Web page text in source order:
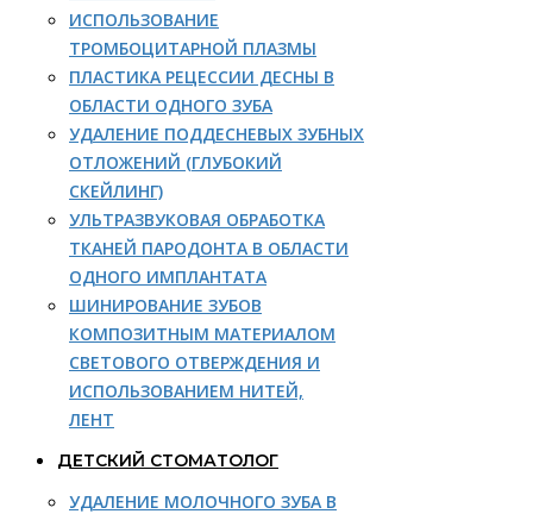
ИСПОЛЬЗОВАНИЕ
ТРОМБОЦИТАРНОЙ ПЛАЗМЫ
ПЛАСТИКА РЕЦЕССИИ ДЕСНЫ В
ОБЛАСТИ ОДНОГО ЗУБА
УДАЛЕНИЕ ПОДДЕСНЕВЫХ ЗУБНЫХ
ОТЛОЖЕНИЙ (ГЛУБОКИЙ
СКЕЙЛИНГ)
УЛЬТРАЗВУКОВАЯ ОБРАБОТКА
ТКАНЕЙ ПАРОДОНТА В ОБЛАСТИ
ОДНОГО ИМПЛАНТАТА
ШИНИРОВАНИЕ ЗУБОВ
КОМПОЗИТНЫМ МАТЕРИАЛОМ
СВЕТОВОГО ОТВЕРЖДЕНИЯ И
ИСПОЛЬЗОВАНИЕМ НИТЕЙ,
ЛЕНТ
ДЕТСКИЙ СТОМАТОЛОГ
УДАЛЕНИЕ МОЛОЧНОГО ЗУБА В